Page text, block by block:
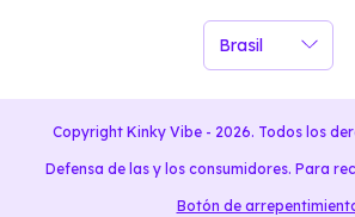
Copyright Kinky Vibe - 2026. Todos los
Defensa de las y los consumidores. Para
Botón de